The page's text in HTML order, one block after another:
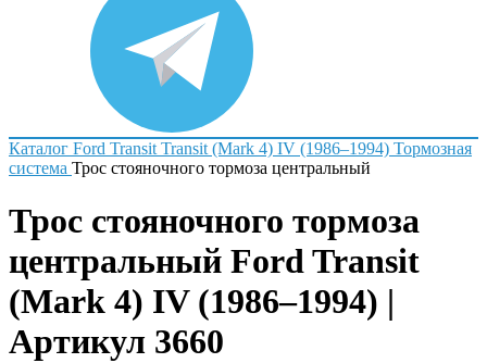
Каталог Ford Transit Transit (Mark 4) IV (1986–1994) Тормозная
система Трос стояночного тормоза центральный
Трос стояночного тормоза
центральный Ford Transit
(Mark 4) IV (1986–1994) |
Артикул 3660